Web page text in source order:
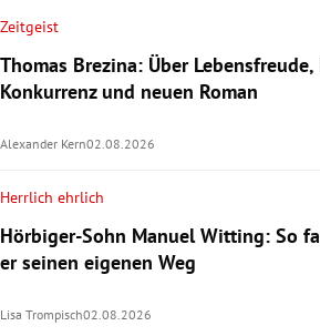
Zeitgeist
Thomas Brezina: Über Lebensfreude,
Konkurrenz und neuen Roman
Alexander Kern02.08.2026
Herrlich ehrlich
Hörbiger-Sohn Manuel Witting: So
er seinen eigenen Weg
Lisa Trompisch02.08.2026